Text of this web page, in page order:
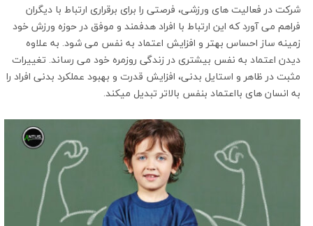
شرکت در فعالیت های ورزشی، فرصتی را برای برقراری ارتباط با دیگران
فراهم می آورد که این ارتباط با افراد هدفمند و موفق در حوزه ورزش خود
زمینه ساز احساس بهتر و افزایش اعتماد به نفس می شود. به علاوه
دیدن اعتماد به نفس بیشتری در زندگی روزمره خود می رساند. تغییرات
مثبت در ظاهر و استایل بدنی، افزایش قدرت و بهبود عملکرد بدنی افراد را
به انسان های بااعتماد بنفس بالاتر تبدیل میکند.